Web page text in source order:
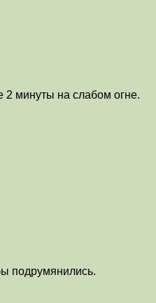
2 минуты на слабом огне.
подрумянились.